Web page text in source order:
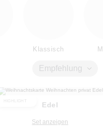
Klassisch
Empfehlung
Edel
Set anzeigen